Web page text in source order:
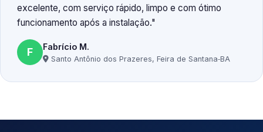
excelente, com serviço rápido, limpo e com ótimo
funcionamento após a instalação.
F Fabrício M.
Santo Antônio dos Prazeres, Feira de Santana‑BA